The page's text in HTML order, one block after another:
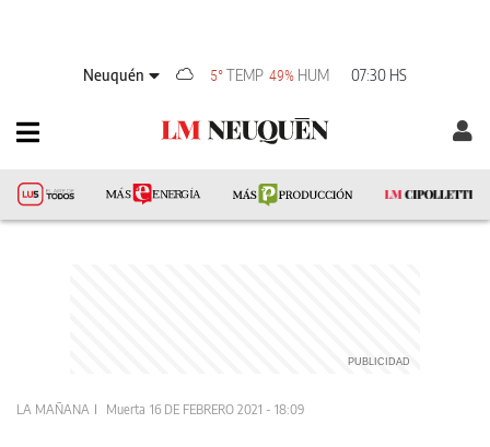
Neuquén 5°TEMP 49% HUM 07:30 HS
LA MAÑANA Muerta 16 DE FEBRERO 2021 - 18:09